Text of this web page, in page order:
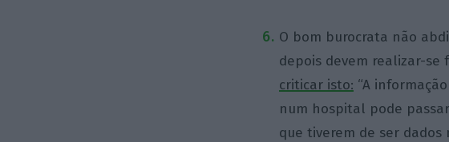
O bom burocrata não
depois devem realizar-se
criticar isto: “A
num hospital pode
que tiverem de ser